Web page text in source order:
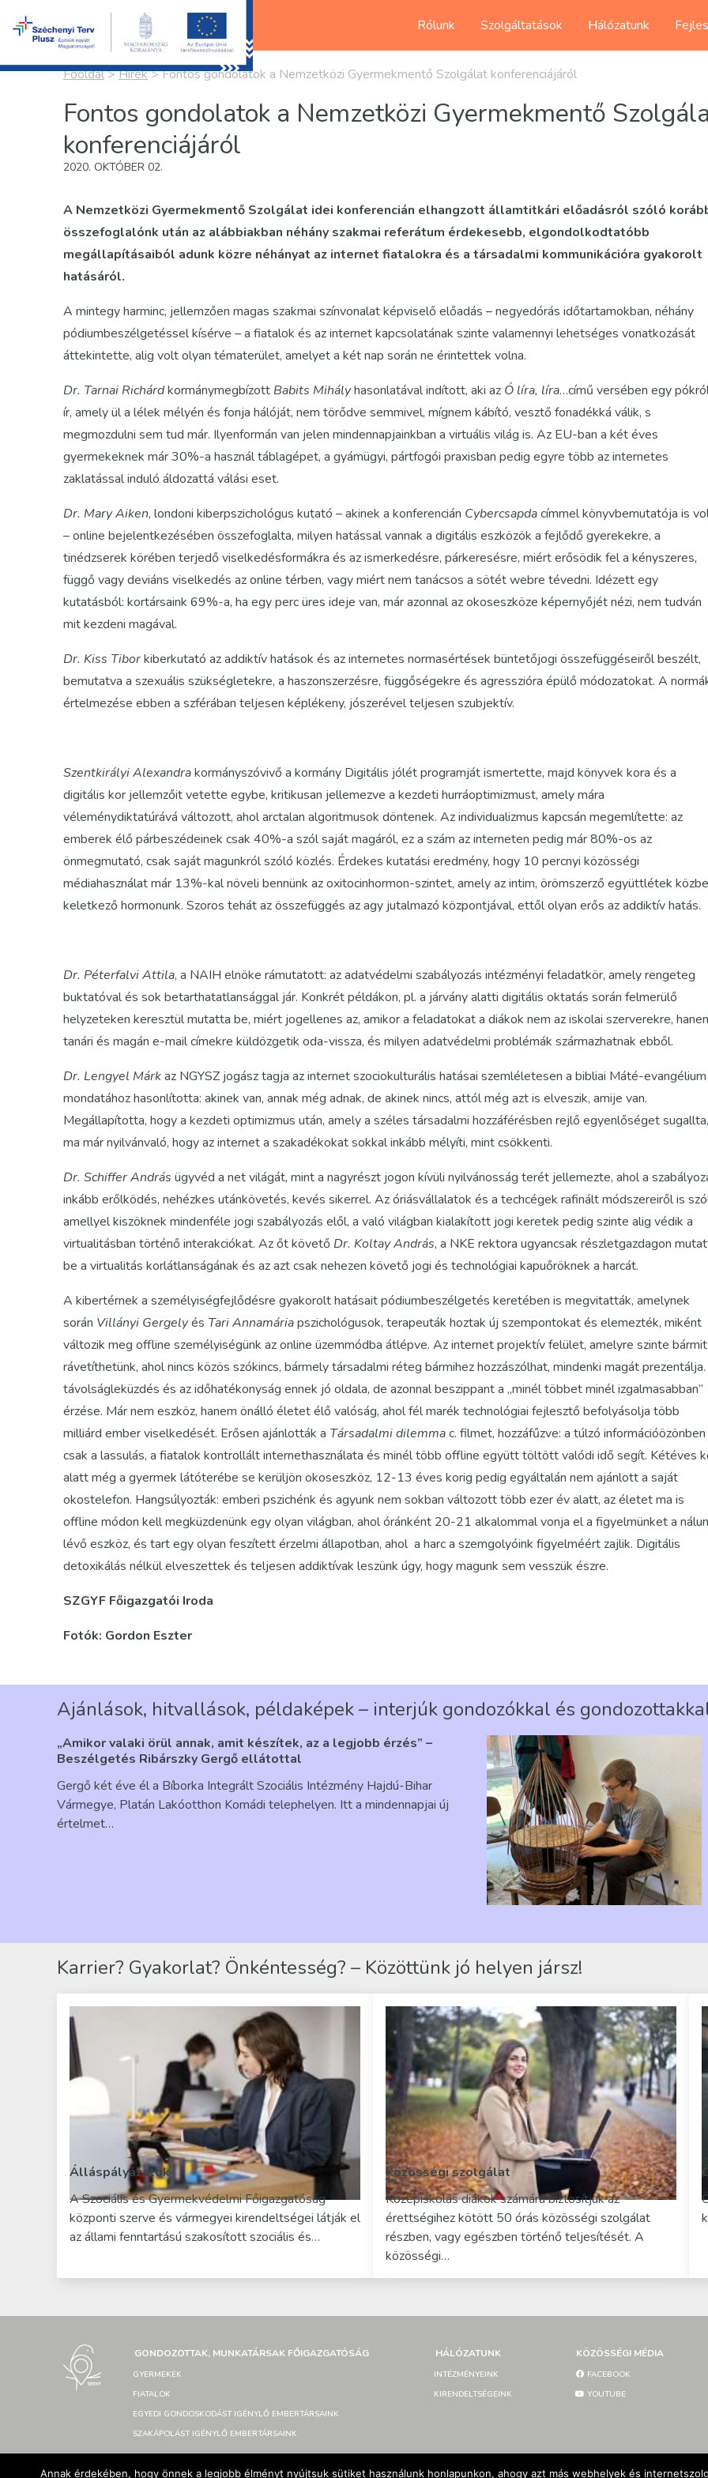
Rólunk Szolgáltatások Hálózatunk
Főoldal>Hírek>Fontos gondolatok a Nemzetközi Gyermekmentő Szolgálat konferenciájáról
Fontos gondolatok a Nemzetközi Gyermekmentő
konferenciájáról
2020. OKTÓBER 02.
A Nemzetközi Gyermekmentő Szolgálat idei konferencián elhangzott államtitkári előadásról szóló
összefoglalónk után az alábbiakban néhány szakmai referátum érdekesebb, elgondolkodtatóbb
megállapításaiból adunk közre néhányat az internet fiatalokra és a társadalmi kommunikációra gyakorolt
hatásáról.
A mintegy harminc, jellemzően magas szakmai színvonalat képviselő előadás – negyedórás időtartamokban, néhány
pódiumbeszélgetéssel kísérve – a fiatalok és az internet kapcsolatának szinte valamennyi lehetséges vonatkozását
áttekintette, alig volt olyan tématerület, amelyet a két nap során ne érintettek volna.
Dr. Tarnai Richárdkormánymegbízott Babits Mihályhasonlatával indított, aki az Ó líra, líra…című versében egy
ír, amely ül a lélek mélyén és fonja hálóját, nem törődve semmivel, mígnem kábító, vesztő fonadékká válik, s
megmozdulni sem tud már. Ilyenformán van jelen mindennapjainkban a virtuális világ is. Az EU-ban a két éves
gyermekeknek már 30%-a használ táblagépet, a gyámügyi, pártfogói praxisban pedig egyre több az internetes
zaklatással induló áldozattá válási eset.
Dr. Mary Aiken, londoni kiberpszichológus kutató – akinek a konferencián Cybercsapdacímmel könyvbemutatója is
– online bejelentkezésében összefoglalta, milyen hatással vannak a digitális eszközök a fejlődő gyerekekre, a
tinédzserek körében terjedő viselkedésformákra és az ismerkedésre, párkeresésre, miért erősödik fel a kényszeres,
függő vagy deviáns viselkedés az online térben, vagy miért nem tanácsos a sötét webre tévedni. Idézett egy
kutatásból: kortársaink 69%-a, ha egy perc üres ideje van, már azonnal az okoseszköze képernyőjét nézi, nem tudván
mit kezdeni magával.
Dr. Kiss Tiborkiberkutató az addiktív hatások és az internetes normasértések büntetőjogi összefüggéseiről beszélt,
bemutatva a szexuális szükségletekre, a haszonszerzésre, függőségekre és agresszióra épülő módozatokat. A
értelmezése ebben a szférában teljesen képlékeny, jószerével teljesen szubjektív.
Szentkirályi Alexandrakormányszóvivő a kormány Digitális jólét programját ismertette, majd könyvek kora és a
digitális kor jellemzőit vetette egybe, kritikusan jellemezve a kezdeti hurráoptimizmust, amely mára
véleménydiktatúrává változott, ahol arctalan algoritmusok döntenek. Az individualizmus kapcsán megemlítette: az
emberek élő párbeszédeinek csak 40%-a szól saját magáról, ez a szám az interneten pedig már 80%-os az
önmegmutató, csak saját magunkról szóló közlés. Érdekes kutatási eredmény, hogy 10 percnyi közösségi
médiahasználat már 13%-kal növeli bennünk az oxitocinhormon-szintet, amely az intim, örömszerző együttlétek
keletkező hormonunk. Szoros tehát az összefüggés az agy jutalmazó központjával, ettől olyan erős az addiktív hatás.
Dr. Péterfalvi Attila, a NAIH elnöke rámutatott: az adatvédelmi szabályozás intézményi feladatkör, amely rengeteg
buktatóval és sok betarthatatlansággal jár. Konkrét példákon, pl. a járvány alatti digitális oktatás során felmerülő
helyzeteken keresztül mutatta be, miért jogellenes az, amikor a feladatokat a diákok nem az iskolai szerverekre,
tanári és magán e-mail címekre küldözgetik oda-vissza, és milyen adatvédelmi problémák származhatnak ebből.
Dr. Lengyel Márkaz NGYSZ jogász tagja az internet szociokulturális hatásai szemléletesen a bibliai Máté-evangélium
mondatához hasonlította: akinek van, annak még adnak, de akinek nincs, attól még azt is elveszik, amije van.
Megállapította, hogy a kezdeti optimizmus után, amely a széles társadalmi hozzáférésben rejlő egyenlőséget sugallta,
ma már nyilvánvaló, hogy az internet a szakadékokat sokkal inkább mélyíti, mint csökkenti.
Dr. Schiffer András ügyvéd a net világát, mint a nagyrészt jogon kívüli nyilvánosság terét jellemezte, ahol a
inkább erőlködés, nehézkes utánkövetés, kevés sikerrel. Az óriásvállalatok és a techcégek rafinált módszereiről is
amellyel kiszöknek mindenféle jogi szabályozás elől, a való világban kialakított jogi keretek pedig szinte alig védik a
virtualitásban történő interakciókat. Az őt követő Dr. Koltay András, a NKE rektora ugyancsak részletgazdagon
be a virtualitás korlátlanságának és az azt csak nehezen követő jogi és technológiai kapuőröknek a harcát.
A kibertérnek a személyiségfejlődésre gyakorolt hatásait pódiumbeszélgetés keretében is megvitatták, amelynek
során Villányi Gergelyés Tari Annamáriapszichológusok, terapeuták hoztak új szempontokat és elemezték, miként
változik meg offline személyiségünk az online üzemmódba átlépve. Az internet projektív felület, amelyre szinte bármit
rávetíthetünk, ahol nincs közös szókincs, bármely társadalmi réteg bármihez hozzászólhat, mindenki magát
távolságleküzdés és az időhatékonyság ennek jó oldala, de azonnal beszippant a „minél többet minél izgalmasabban”
érzése. Már nem eszköz, hanem önálló életet élő valóság, ahol fél marék technológiai fejlesztő befolyásolja több
milliárd ember viselkedését. Erősen ajánlották a Társadalmi dilemmac. filmet, hozzáfűzve: a túlzó információözönben
csak a lassulás, a fiatalok kontrollált internethasználata és minél több offline együtt töltött valódi idő segít. Kétéves
alatt még a gyermek látóterébe se kerüljön okoseszköz, 12-13 éves korig pedig egyáltalán nem ajánlott a saját
okostelefon. Hangsúlyozták: emberi pszichénk és agyunk nem sokban változott több ezer év alatt, az életet ma is
offline módon kell megküzdenünk egy olyan világban, ahol óránként 20-21 alkalommal vonja el a figyelmünket a
lévő eszköz, és tart egy olyan feszített érzelmi állapotban, ahol a harc a szemgolyóink figyelméért zajlik. Digitális
detoxikálás nélkül elveszettek és teljesen addiktívak leszünk úgy, hogy magunk sem vesszük észre.
SZGYF Főigazgatói Iroda
Fotók: Gordon Eszter
Ajánlások, hitvallások, példaképek – interjúk gondozókkal és
„Amikor valaki örül annak, amit készítek, az a legjobb érzés” –
Beszélgetés Ribárszky Gergő ellátottal
Gergő két éve él a Bíborka Integrált Szociális Intézmény Hajdú-Bihar
Vármegye, Platán Lakóotthon Komádi telephelyen. Itt a mindennapjai új
értelmet…
Karrier? Gyakorlat? Önkéntesség? – Közöttünk jó helyen jársz!
Álláspályázatok
A Szociális és Gyermekvédelmi Főigazgatóság
központi szerve és vármegyei kirendeltségei látják el
az állami fenntartású szakosított szociális és…
Közösségi szolgálat
Középiskolás diákok számára biztosítjuk az
érettségihez kötött 50 órás közösségi szolgálat
részben, vagy egészben történő teljesítését. A
közösségi…
GONDOZOTTAK, MUNKATÁRSAK FŐIGAZGATÓSÁG
GYERMEKEK
FIATALOK
EGYEDI GONDOSKODÁST IGÉNYLŐ EMBERTÁRSAINK
SZAKÁPOLÁST IGÉNYLŐ EMBERTÁRSAINK
HÁLÓZATUNK
INTÉZMÉNYEINK
KIRENDELTSÉGEINK
KÖZÖSSÉGI MÉDIA
FACEBOOK
YOUTUBE
Annak érdekében, hogy önnek a legjobb élményt nyújtsuk sütiket használunk honlapunkon, ahogy azt más webhelyek és